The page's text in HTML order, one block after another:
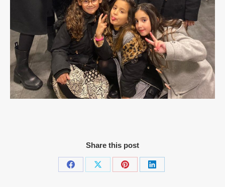
Share this post
PartagerPartagerPartagerPartager